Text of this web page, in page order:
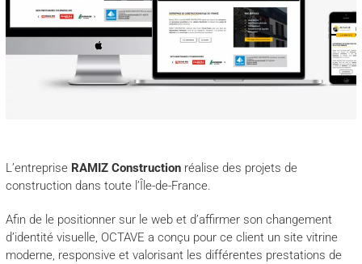
L’entreprise RAMIZ Constructionréalise des projets de
construction dans toute l’Île-de-France.
Afin de le positionner sur le web et d’affirmer son changement
d’identité visuelle, OCTAVE a conçu pour ce client un site vitrine
moderne, responsive et valorisant les différentes prestations de